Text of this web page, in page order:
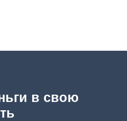
в свою